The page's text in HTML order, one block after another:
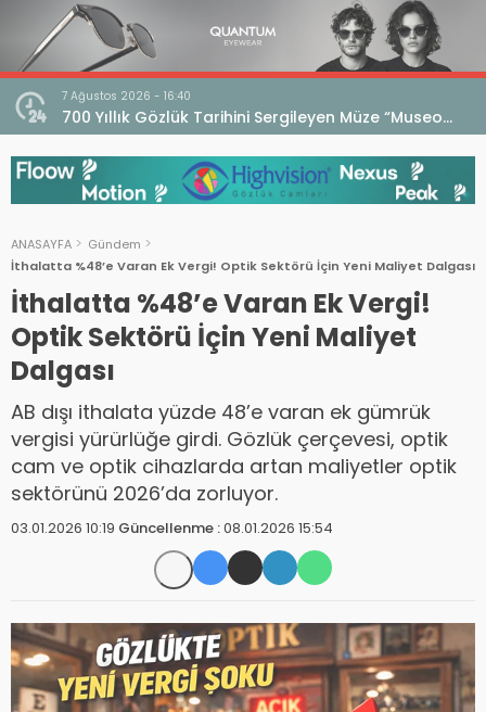
7 Ağustos 2026 - 16:40
700 Yıllık Gözlük Tarihini Sergileyen Müze “Museo
dell’Occhiale”
ANASAYFA
Gündem
İthalatta %48’e Varan Ek Vergi! Optik Sektörü İçin Yeni Maliyet Dalgası
İthalatta %48’e Varan Ek Vergi!
Optik Sektörü İçin Yeni Maliyet
Dalgası
AB dışı ithalata yüzde 48’e varan ek gümrük
vergisi yürürlüğe girdi. Gözlük çerçevesi, optik
cam ve optik cihazlarda artan maliyetler optik
sektörünü 2026’da zorluyor.
03.01.2026 10:19 Güncellenme :08.01.2026 15:54